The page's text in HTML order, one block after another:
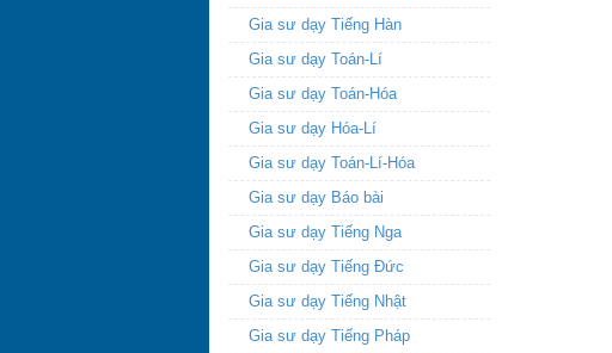
Gia sư dạy Tiếng Hàn
Gia sư dạy Toán-Lí
Gia sư dạy Toán-Hóa
Gia sư dạy Hóa-Lí
Gia sư dạy Toán-Lí-Hóa
Gia sư dạy Báo bài
Gia sư dạy Tiếng Nga
Gia sư dạy Tiếng Đức
Gia sư dạy Tiếng Nhật
Gia sư dạy Tiếng Pháp